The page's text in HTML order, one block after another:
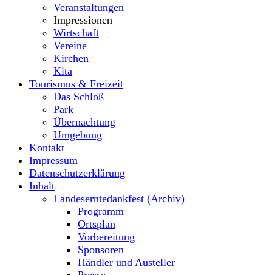
Veranstaltungen
Impressionen
Wirtschaft
Vereine
Kirchen
Kita
Tourismus & Freizeit
Das Schloß
Park
Übernachtung
Umgebung
Kontakt
Impressum
Datenschutzerklärung
Inhalt
Landeserntedankfest (Archiv)
Programm
Ortsplan
Vorbereitung
Sponsoren
Händler und Austeller